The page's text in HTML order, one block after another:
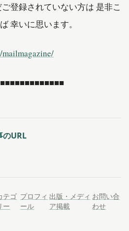
登録されていない方は 是非こ
幸いに思います。
のURL
テゴ
ー
プロフィ
ール
出版・メディ
ア掲載
お問い合
わせ